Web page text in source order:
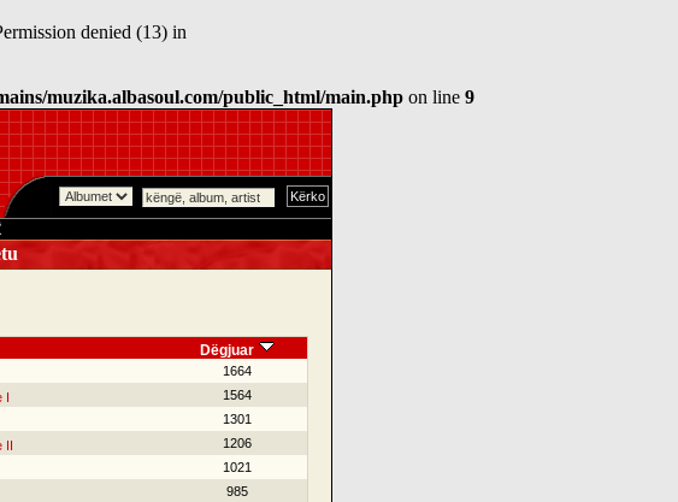
denied (13) in
muzika.albasoul.com/public_html/main.php on line 9
Dëgjuar
1664
I
1564
1301
II
1206
1021
985